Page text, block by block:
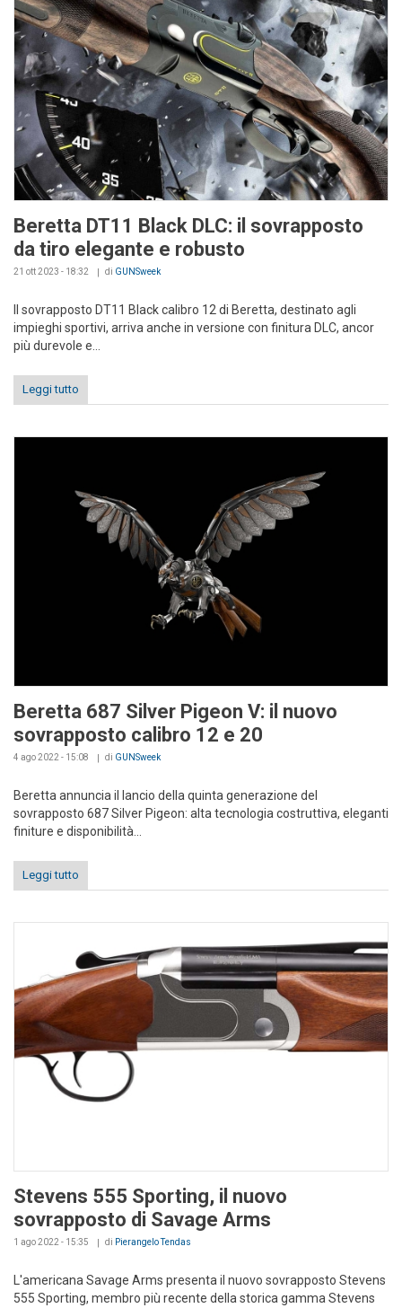
Beretta DT11 Black DLC: il sovrapposto
da tiro elegante e robusto
21 ott 2023 - 18:32 di GUNSweek
Il sovrapposto DT11 Black calibro 12 di Beretta, destinato agli
impieghi sportivi, arriva anche in versione con finitura DLC, ancor
più durevole e...
Leggi tutto
Beretta 687 Silver Pigeon V: il nuovo
sovrapposto calibro 12 e 20
4 ago 2022 - 15:08 di GUNSweek
Beretta annuncia il lancio della quinta generazione del
sovrapposto 687 Silver Pigeon: alta tecnologia costruttiva, eleganti
finiture e disponibilità...
Leggi tutto
Stevens 555 Sporting, il nuovo
sovrapposto di Savage Arms
1 ago 2022 - 15:35 di Pierangelo Tendas
L'americana Savage Arms presenta il nuovo sovrapposto Stevens
555 Sporting, membro più recente della storica gamma Stevens